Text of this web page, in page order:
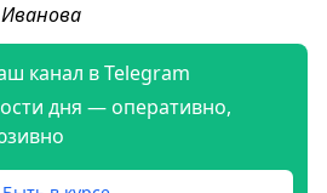
канал в Telegram
дня — оперативно,